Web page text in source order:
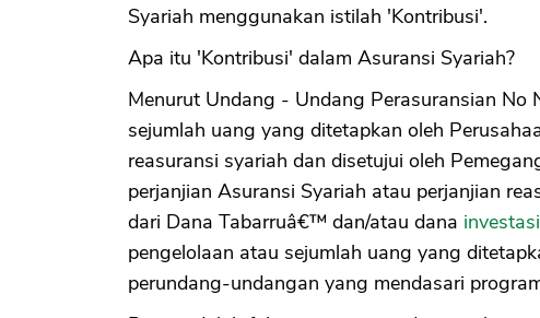
Syariah menggunakan istilah 'Kontribusi'.
Apa itu 'Kontribusi' dalam Asuransi Syariah?
Menurut Undang - Undang Perasuransian
sejumlah uang yang ditetapkan oleh
reasuransi syariah dan disetujui oleh
perjanjian Asuransi Syariah atau perjanjian
dari Dana Tabarruâ€™ dan/atau dana investasi
pengelolaan atau sejumlah uang yang
perundang-undangan yang mendasari